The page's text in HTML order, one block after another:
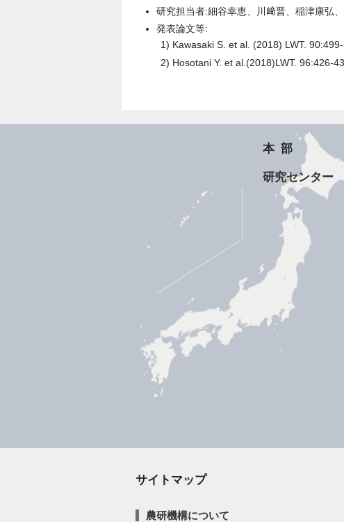
研究担当者:細谷幸恵、川﨑晋、稲津康弘
発表論文等:
Kawasaki S. et al. (2018) LWT.
Hosotani Y. et al.(2018)LWT. 96:426-
本部
研究センター
サイトマップ
農研機構について